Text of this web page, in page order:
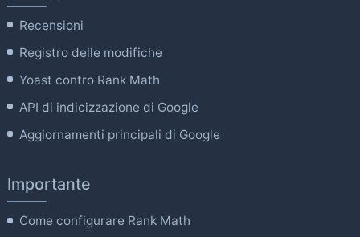
Recensioni
Registro delle modifiche
Yoast contro Rank Math
API di indicizzazione di Google
Aggiornamenti principali di Google
Importante
Come configurare Rank Math